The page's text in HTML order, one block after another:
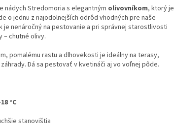
nádych Stredomoria s elegantným olivovníkom, ktorý je
o jednu z najodolnejších odrôd vhodných pre naše
je nenáročný na pestovanie a pri správnej starostlivosti
– chutné olivy.
pomalému rastu a dlhovekosti je ideálny na terasy,
Dá sa pestovať v kvetináči aj vo voľnej pôde.
°C
stanovištia